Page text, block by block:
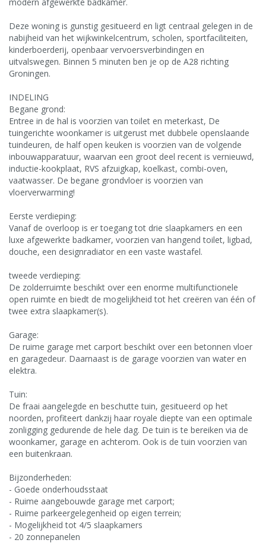
Deze woning is gunstig gesitueerd en ligt centraal gelegen in de
nabijheid van het wijkwinkelcentrum, scholen, sportfaciliteiten,
kinderboerderij, openbaar vervoersverbindingen en
uitvalswegen. Binnen 5 minuten ben je op de A28 richting
Groningen.
INDELING
Begane grond:
Entree in de hal is voorzien van toilet en meterkast, De
tuingerichte woonkamer is uitgerust met dubbele openslaande
tuindeuren, de half open keuken is voorzien van de volgende
inbouwapparatuur, waarvan een groot deel recent is vernieuwd,
inductie-kookplaat, RVS afzuigkap, koelkast, combi-oven,
vaatwasser. De begane grondvloer is voorzien van
vloerverwarming!
Eerste verdieping:
Vanaf de overloop is er toegang tot drie slaapkamers en een
luxe afgewerkte badkamer, voorzien van hangend toilet, ligbad,
douche, een designradiator en een vaste wastafel.
tweede verdieping:
De zolderruimte beschikt over een enorme multifunctionele
open ruimte en biedt de mogelijkheid tot het creëren van één of
twee extra slaapkamer(s).
Garage:
De ruime garage met carport beschikt over een betonnen vloer
en garagedeur. Daarnaast is de garage voorzien van water en
elektra.
Tuin:
De fraai aangelegde en beschutte tuin, gesitueerd op het
noorden, profiteert dankzij haar royale diepte van een optimale
zonligging gedurende de hele dag. De tuin is te bereiken via de
woonkamer, garage en achterom. Ook is de tuin voorzien van
een buitenkraan.
Bijzonderheden:
- Goede onderhoudsstaat
- Ruime aangebouwde garage met carport;
- Ruime parkeergelegenheid op eigen terrein;
- Mogelijkheid tot 4/5 slaapkamers
- 20 zonnepanelen